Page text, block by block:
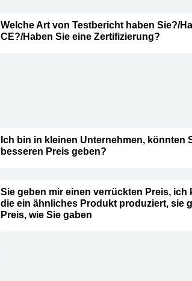
Welche Art von Testbericht haben Sie?/
CE?/Haben Sie eine Zertifizierung?
Ich bin in kleinen Unternehmen, könnten
besseren Preis geben?
Sie geben mir einen verrückten Preis, ich
die ein ähnliches Produkt produziert, sie
Preis, wie Sie gaben